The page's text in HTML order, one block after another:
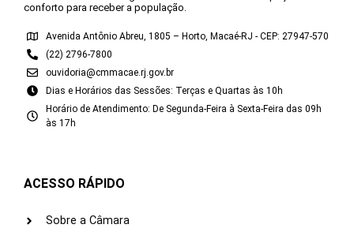
conforto para receber a população.
Avenida Antônio Abreu, 1805 – Horto, Macaé-RJ - CEP: 27947-570
(22) 2796-7800
ouvidoria@cmmacae.rj.gov.br
Dias e Horários das Sessões: Terças e Quartas às 10h
Horário de Atendimento: De Segunda-Feira à Sexta-Feira das 09h
às 17h
ACESSO RÁPIDO
Sobre a Câmara